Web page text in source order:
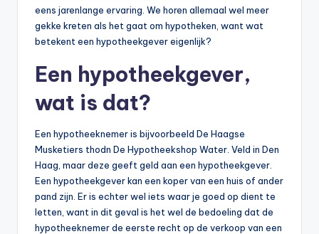
eens jarenlange ervaring. We horen allemaal wel meer
gekke kreten als het gaat om hypotheken, want wat
betekent een hypotheekgever eigenlijk?
Een hypotheekgever,
wat is dat?
Een hypotheeknemer is bijvoorbeeld De Haagse
Musketiers thodn De Hypotheekshop Water. Veld in Den
Haag, maar deze geeft geld aan een hypotheekgever.
Een hypotheekgever kan een koper van een huis of ander
pand zijn. Er is echter wel iets waar je goed op dient te
letten, want in dit geval is het wel de bedoeling dat de
hypotheeknemer de eerste recht op de verkoop van een